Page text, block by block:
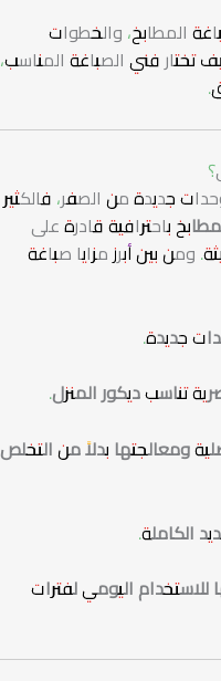
المطابخ، والخطوات
تختار فني الصباغة المناسب،
جديدة من الصفر، فالكثير
باحترافية قادرة على
ومن بين أبرز مزايا صباغة
جديدة.
تناسب ديكور المنزل.
ومعالجتها بدلاً من التخلص
الكاملة.
للاستخدام اليومي لفترات